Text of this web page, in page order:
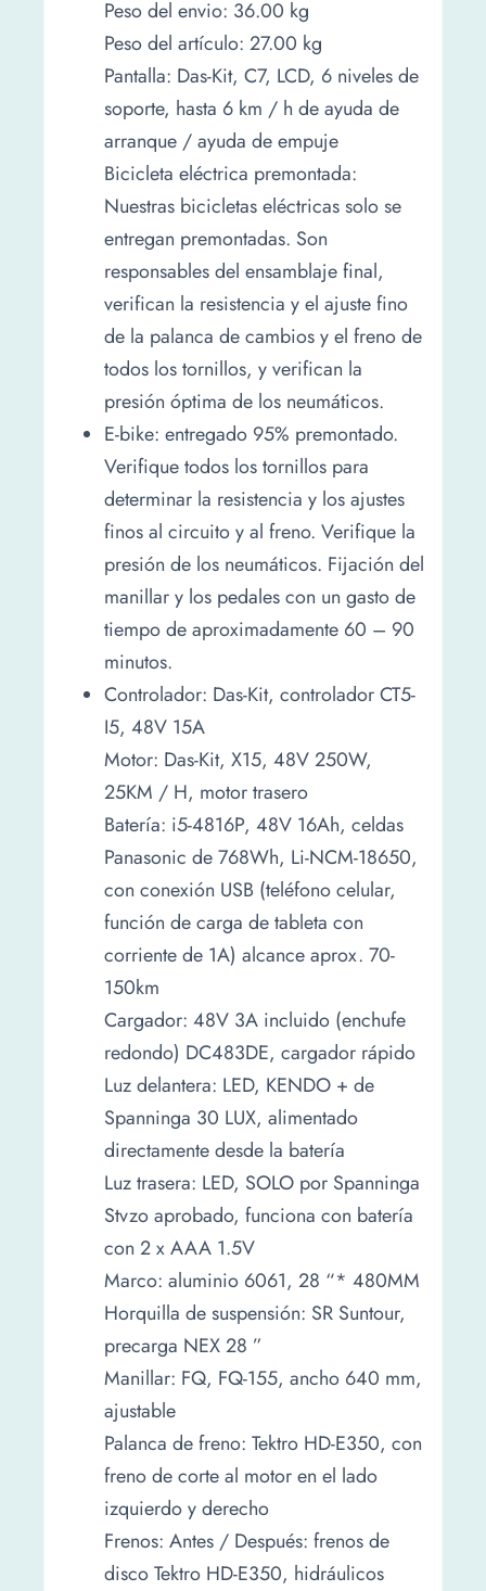
Peso del envio: 36.00 kg
Peso del artículo: 27.00 kg
Pantalla: Das-Kit, C7, LCD, 6 niveles de
soporte, hasta 6 km / h de ayuda de
arranque / ayuda de empuje
Bicicleta eléctrica premontada:
Nuestras bicicletas eléctricas solo se
entregan premontadas. Son
responsables del ensamblaje final,
verifican la resistencia y el ajuste fino
de la palanca de cambios y el freno de
todos los tornillos, y verifican la
presión óptima de los neumáticos.
E-bike: entregado 95% premontado.
Verifique todos los tornillos para
determinar la resistencia y los ajustes
finos al circuito y al freno. Verifique la
presión de los neumáticos. Fijación del
manillar y los pedales con un gasto de
tiempo de aproximadamente 60 – 90
minutos.
Controlador: Das-Kit, controlador CT5-
I5, 48V 15A
Motor: Das-Kit, X15, 48V 250W,
25KM / H, motor trasero
Batería: i5-4816P, 48V 16Ah, celdas
Panasonic de 768Wh, Li-NCM-18650,
con conexión USB (teléfono celular,
función de carga de tableta con
corriente de 1A) alcance aprox. 70-
150km
Cargador: 48V 3A incluido (enchufe
redondo) DC483DE, cargador rápido
Luz delantera: LED, KENDO + de
Spanninga 30 LUX, alimentado
directamente desde la batería
Luz trasera: LED, SOLO por Spanninga
Stvzo aprobado, funciona con batería
con 2 x AAA 1.5V
Marco: aluminio 6061, 28 “* 480MM
Horquilla de suspensión: SR Suntour,
precarga NEX 28 ”
Manillar: FQ, FQ-155, ancho 640 mm,
ajustable
Palanca de freno: Tektro HD-E350, con
freno de corte al motor en el lado
izquierdo y derecho
Frenos: Antes / Después: frenos de
disco Tektro HD-E350, hidráulicos